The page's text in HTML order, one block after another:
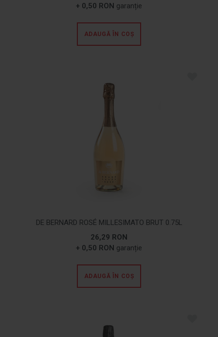
+ 0,50 RON garanție
ADAUGĂ ÎN COȘ
DE BERNARD ROSÉ MILLESIMATO BRUT 0.75L
26,29 RON
+ 0,50 RON garanție
ADAUGĂ ÎN COȘ